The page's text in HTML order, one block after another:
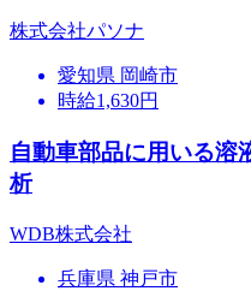
株式会社パソナ
愛知県 岡崎市
時給1,630円
自動車部品に用いる溶
析
WDB株式会社
兵庫県 神戸市